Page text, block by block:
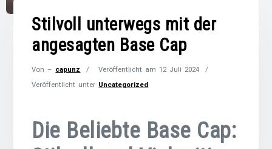
Stilvoll unterwegs mit der
angesagten Base Cap
Von – capunz Veröffentlicht am12 Juli 2024
Veröffentlicht unter Uncategorized
Die Beliebte Base Cap: